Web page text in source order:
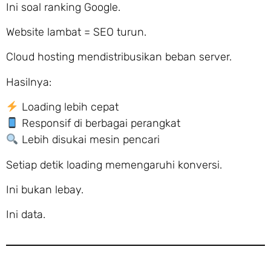
Ini soal ranking Google.
Website lambat = SEO turun.
Cloud hosting mendistribusikan beban server.
Hasilnya:
Loading lebih cepat
Responsif di berbagai perangkat
Lebih disukai mesin pencari
Setiap detik loading memengaruhi konversi.
Ini bukan lebay.
Ini data.